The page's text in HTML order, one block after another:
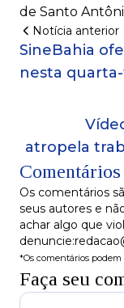
de Santo
Notícia anterior
SineBahia
nesta
atropela
Comentários
Os comentários
seus autores e
achar algo que
*Os comentários
Faça seu